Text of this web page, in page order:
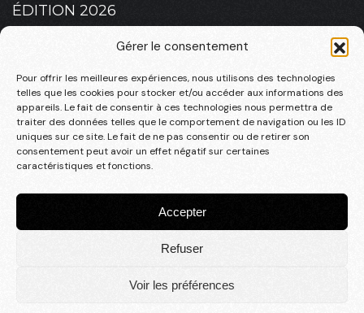
Gérer le consentement
Pour offrir les meilleures expériences, nous utilisons des technologies
telles que les cookies pour stocker et/ou accéder aux informations des
appareils. Le fait de consentir à ces technologies nous permettra de
traiter des données telles que le comportement de navigation ou les ID
uniques sur ce site. Le fait de ne pas consentir ou de retirer son
consentement peut avoir un effet négatif sur certaines
caractéristiques et fonctions.
Accepter
Refuser
Voir les préférences
ÉDITION 2026
PLATEAU 2026 – MASCULIN
PLATEAU 2026 – FÉMININ
INFOS PRATIQUES
LA RSO
CONTACT
Studio en tête
Mentions légales|Politique de confidentialité